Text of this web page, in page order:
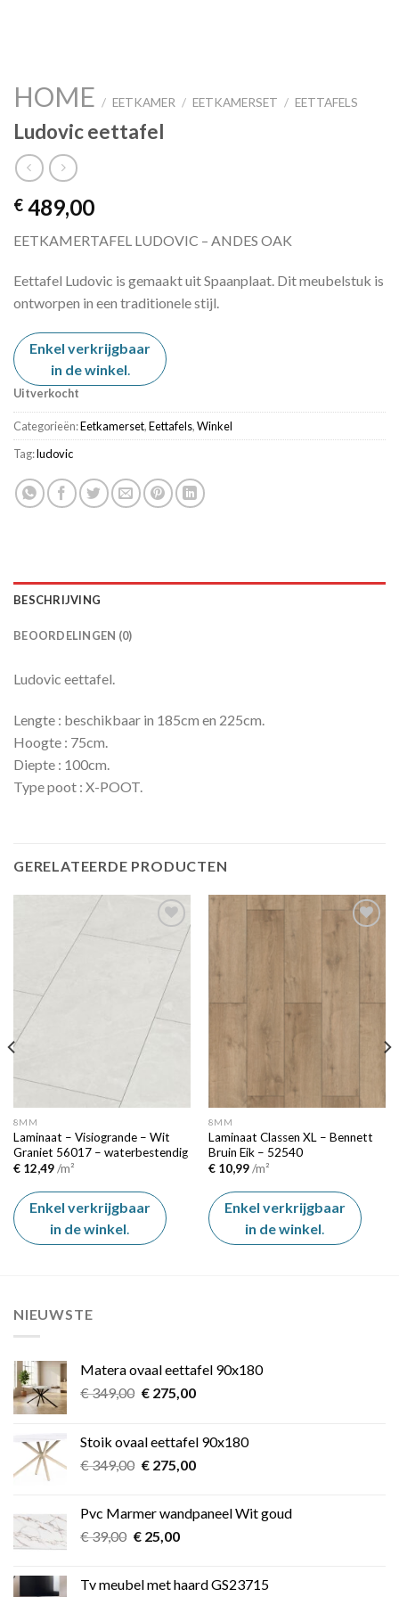
HOME / EETKAMER / EETKAMERSET / EETTAFELS
Ludovic eettafel
€ 489,00
EETKAMERTAFEL LUDOVIC – ANDES OAK
Eettafel Ludovic is gemaakt uit Spaanplaat. Dit meubelstuk is
ontworpen in een traditionele stijl.
Enkel verkrijgbaar
in de winkel.
Uitverkocht
Categorieën:Eetkamerset,Eettafels,Winkel
Tag:ludovic
BESCHRIJVING
BEOORDELINGEN (0)
Ludovic eettafel.
Lengte : beschikbaar in 185cm en 225cm.
Hoogte : 75cm.
Diepte : 100cm.
Type poot : X-POOT.
GERELATEERDE PRODUCTEN
Add to
wishlist
8MM
Laminaat – Visiogrande – Wit
Graniet 56017 – waterbestendig
€12,49/m²
Enkel verkrijgbaar
in de winkel.
8MM
Laminaat Classen XL – Bennett
Bruin Eik – 52540
€10,99/m²
Enkel verkrijgbaar
in de winkel.
NIEUWSTE
Matera ovaal eettafel 90x180
€349,00 Oorspronkelijke
€ 349,00.
€275,00Huidige
€ 275,00.
Stoik ovaal eettafel 90x180
€349,00 Oorspronkelijke
€ 349,00.
€275,00Huidige
€ 275,00.
Pvc Marmer wandpaneel Wit goud
€39,00 Oorspronkelijke
€ 39,00.
€25,00Huidige
€ 25,00.
Tv meubel met haard GS23715